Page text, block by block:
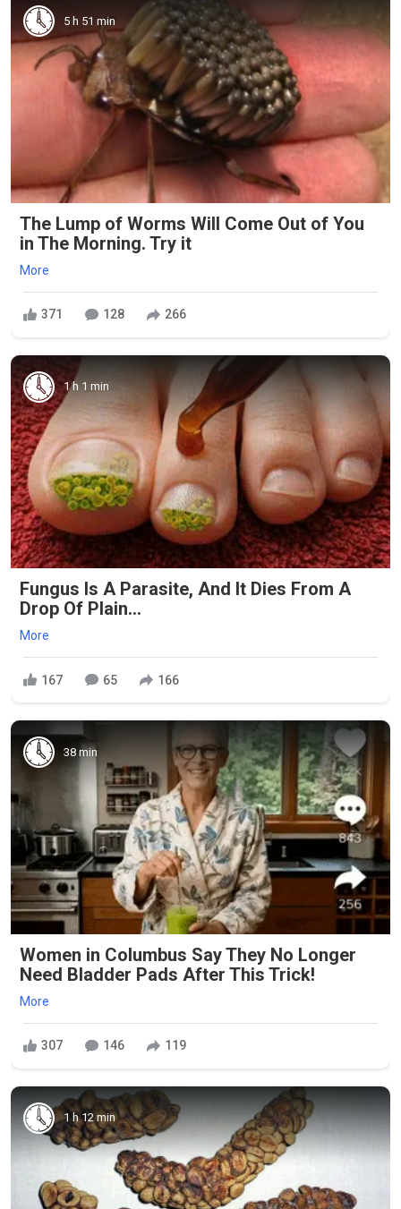
5 h 51 min
The Lump of Worms Will Come Out of You
in The Morning. Try it
More
371 128 266
1 h 1 min
Fungus Is A Parasite, And It Dies From A
Drop Of Plain...
More
167 65 166
38 min
Women in Columbus Say They No Longer
Need Bladder Pads After This Trick!
More
307 146 119
1 h 12 min